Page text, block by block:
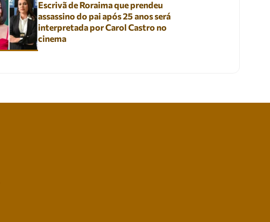
Escrivã de Roraima que prendeu
assassino do pai após 25 anos será
interpretada por Carol Castro no
cinema